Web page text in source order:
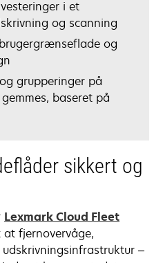
i et
og scanning
og
grupperinger på
baseret på
sikkert og
Lexmark Cloud Fleet
fjernovervåge,
–